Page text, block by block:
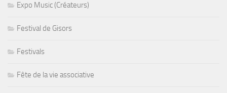
Expo Music (Créateurs)
Festival de Gisors
Festivals
Fête de la vie associative